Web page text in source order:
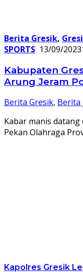
Berita Gresik,
SPORTS 13/09/2023
Kabupaten
Arung Jeram
Berita Gresik, Berita
Kabar manis
Pekan Olahraga
Kapolres Gresik